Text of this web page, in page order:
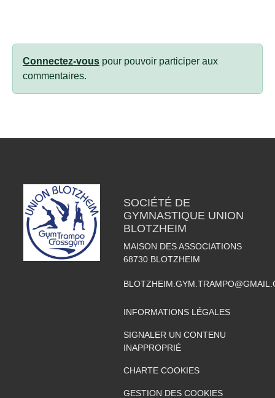
Connectez-vous pour pouvoir participer aux
commentaires.
SOCIÉTÉ DE
GYMNASTIQUE UNION
BLOTZHEIM
MAISON DES ASSOCIATIONS
68730 BLOTZHEIM
INFORMATIONS LÉGALES
SIGNALER UN CONTENU
INAPPROPRIÉ
CHARTE COOKIES
GESTION DES COOKIES